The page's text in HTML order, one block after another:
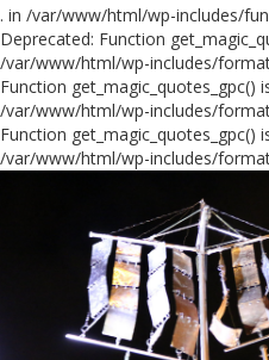
. in /var/www/html/wp-includes/
Deprecated: Function
/var/www/html/wp-includes/
Function get_magic_quotes_gpc()
/var/www/html/wp-includes/
Function get_magic_quotes_gpc()
/var/www/html/wp-includes/